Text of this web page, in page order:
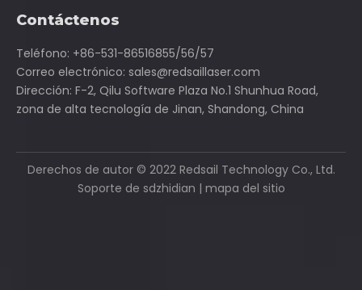
Contáctenos
Teléfono: +86-531-86516855/56/57
Correo electrónico: sales@redsaillaser.com
Dirección: F-2, Qilu Software Plaza No.1 Shunhua Road,
zona de alta tecnología de Jinan, Shandong, China
Derechos de autor © 2022Redsail Technology Co., Ltd.
Soporte de sdzhidian | mapa del sitio